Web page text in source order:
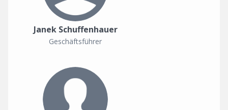
Janek Schuffenhauer
Geschäftsführer